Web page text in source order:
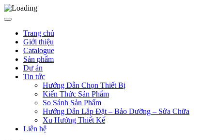
Trang chủ
Giới thiệu
Catalogue
Sản phẩm
Dự án
Tin tức
Hướng Dẫn Chọn Thiết Bị
Kiến Thức Sản Phẩm
So Sánh Sản Phẩm
Hướng Dẫn Lắp Đặt – Bảo Dưỡng – Sửa Chữa
Xu Hướng Thiết Kế
Liên hệ